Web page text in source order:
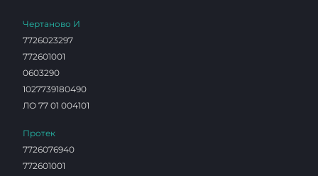
Чертаново И
7726023297
772601001
0603290
1027739180490
ЛО 77 01 004101
Протек
7726076940
772601001